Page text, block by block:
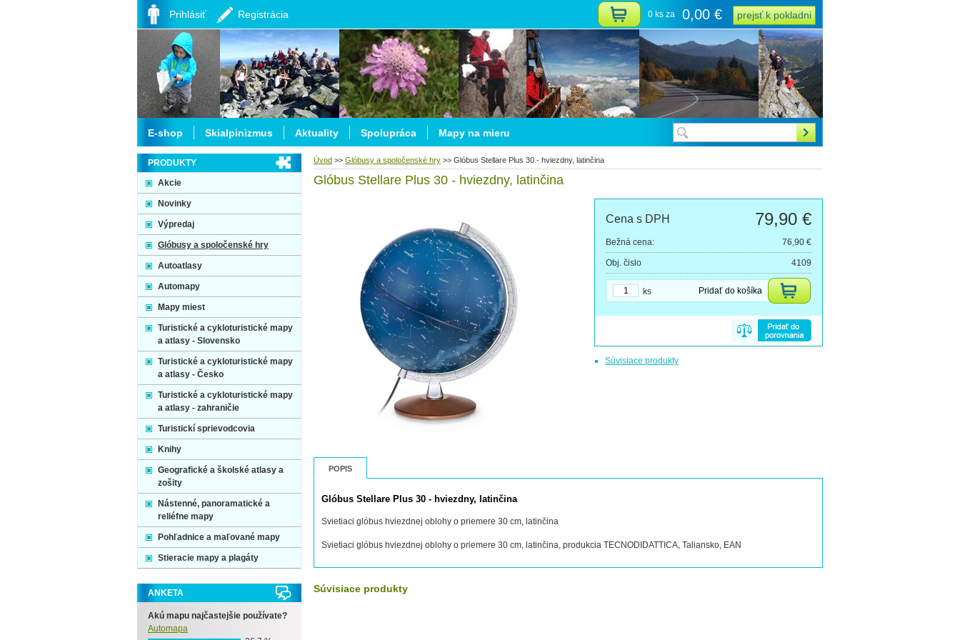
Úvod >> Glóbusy a spoločenské hry >> Glóbus Stellare Plus 30 - hviezdny, latinčina
Glóbus Stellare Plus 30 - hviezdny, latinčina
Cena s DPH 79,90 €
Bežná cena: 76,90 €
Obj. čislo 4109
Pridať do košíka
ks
Súvisiace produkty
POPIS
Glóbus Stellare Plus 30 - hviezdny, latinčina
Svietiaci glóbus hviezdnej oblohy o priemere 30 cm, latinčina
Svietiaci glóbus hviezdnej oblohy o priemere 30 cm, latinčina, produkcia TECNODIDATTICA, Taliansko, EAN
Súvisiace produkty
PRODUKTY
Akcie
Novinky
Výpredaj
Glóbusy a spoločenské hry
Autoatlasy
Automapy
Mapy miest
Turistické a cykloturistické mapy
a atlasy - Slovensko
Turistické a cykloturistické mapy
a atlasy - Česko
Turistické a cykloturistické mapy
a atlasy - zahraničie
Turistickí sprievodcovia
Knihy
Geografické a školské atlasy a
zošity
Nástenné, panoramatické a
reliéfne mapy
Pohľadnice a maľované mapy
Stieracie mapy a plagáty
ANKETA
Akú mapu najčastejšie používate?
Automapa
E-shop Skialpinizmus Aktuality Spolupráca Mapy na mieru
Prihlásiť Registrácia 0 ks za 0,00 € prejsť k pokladni